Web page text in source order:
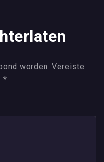
worden. Vereiste
*